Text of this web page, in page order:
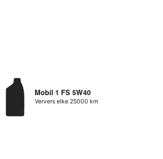
Mobil 1 FS 5W40
Ververs elke 25000 km